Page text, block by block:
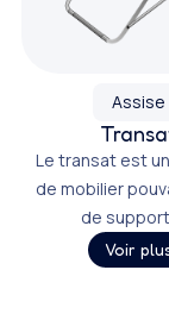
Assise
Le transat est
de mobilier
de
Voir